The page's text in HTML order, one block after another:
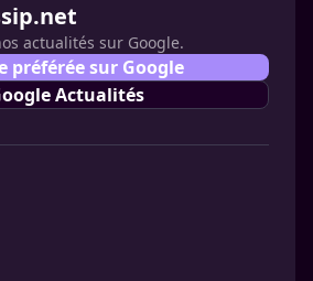
actualités sur Google.
préférée sur Google
Actualités